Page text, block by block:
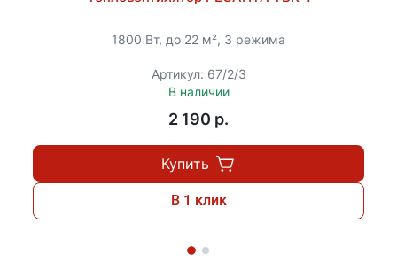
не включается автоматически после
восстановления питания, что повышает надежность
эксплуатации и минимизирует вероятность
неконтролируемого запуска. Скорость прогрева
помещения поражает: тепловые потоки
распространяются равномерно и эффективно,
Использование дизельного топлива обеспечивает
экономичный режим работы и длительное
актуально при длительных периодах непрерывного
1800 Вт, до 22 м², 3 режима
Артикул: 67/2/3
В наличии
2 190 p.
Купить
В 1 клик